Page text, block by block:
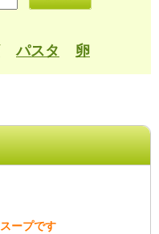
パスタ 卵
ープです